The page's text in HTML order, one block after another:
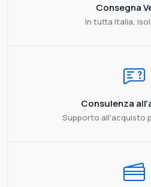
Consegna
In tutta Italia,
Consulenza
Supporto all'acquisto